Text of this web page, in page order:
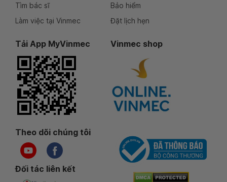
Tìm bác sĩ
Làm việc tại Vinmec
Bảo hiểm
Đặt lịch hẹn
Tải App MyVinmec Vinmec shop
Theo dõi chúng tôi
Đối tác liên kết